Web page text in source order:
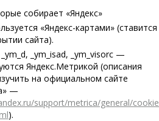
собирает «Яндекс»
«Яндекс-картами» (ставится
сайта).
_ym_d, _ym_isad, _ym_visorc —
Яндекс.Метрикой (описания
на официальном сайте
—
support/metrica/general/
).